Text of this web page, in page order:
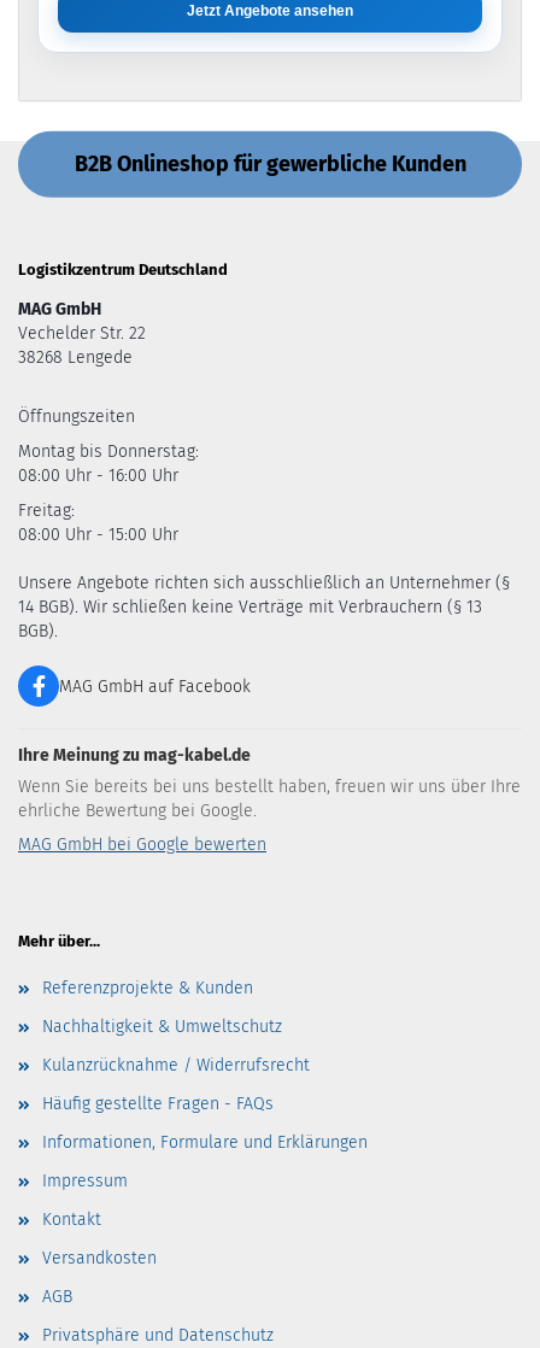
Jetzt Angebote ansehen
B2B Onlineshop für gewerbliche Kunden
Logistikzentrum Deutschland
MAG GmbH
Vechelder Str. 22
38268 Lengede
Öffnungszeiten
Montag bis Donnerstag:
08:00 Uhr - 16:00 Uhr
Freitag:
08:00 Uhr - 15:00 Uhr
Unsere Angebote richten sich ausschließlich an Unternehmer (§
14 BGB). Wir schließen keine Verträge mit Verbrauchern (§ 13
BGB).
MAG GmbH auf Facebook
Ihre Meinung zu mag-kabel.de
Wenn Sie bereits bei uns bestellt haben, freuen wir uns über Ihre
ehrliche Bewertung bei Google.
MAG GmbH bei Google bewerten
Mehr über...
Referenzprojekte & Kunden
Nachhaltigkeit & Umweltschutz
Kulanzrücknahme / Widerrufsrecht
Häufig gestellte Fragen - FAQs
Informationen, Formulare und Erklärungen
Impressum
Kontakt
Versandkosten
AGB
Privatsphäre und Datenschutz